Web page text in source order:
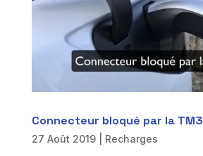
Connecteur bloqué par la TM3
27 Août 2019| Recharges